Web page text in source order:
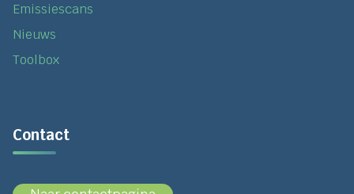
Emissiescans
Nieuws
Toolbox
Contact